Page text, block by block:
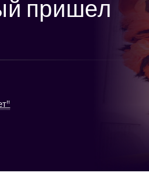
пришел